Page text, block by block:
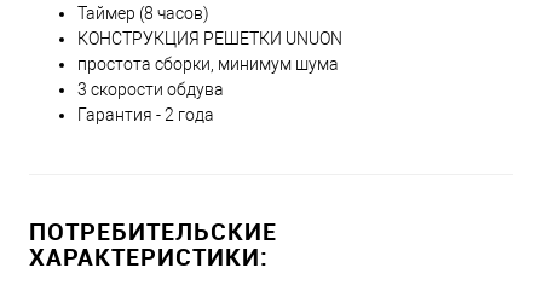
Таймер (8 часов)
КОНСТРУКЦИЯ РЕШЕТКИ UNUON
простота сборки, минимум шума
3 скорости обдува
Гарантия - 2 года
ПОТРЕБИТЕЛЬСКИЕ
ХАРАКТЕРИСТИКИ: